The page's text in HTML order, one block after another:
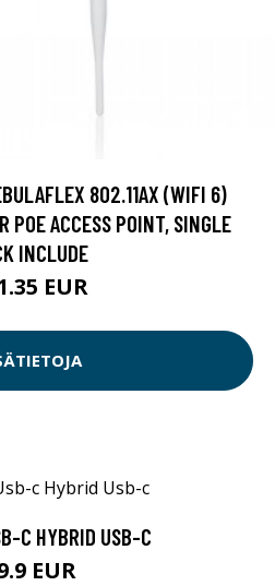
802.11AX (WIFI 6)
POE ACCESS POINT, SINGLE
INCLUDE
EUR
C HYBRID USB-C
EUR